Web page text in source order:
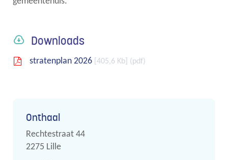
Downloads
stratenplan 2026 405,6 Kb pdf
Contact
Onthaal
Adres
Rechtestraat 44
,2275 Lille